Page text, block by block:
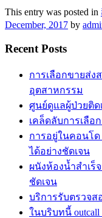
This entry was posted in
December, 2017 by
Recent Posts
การเลือกขายส่ง
อุตสาหกรรม
ศูนย์ดูแลผู้ป่วยติด
เคล็ดลับการเลือก
การอยู่ในคอนโ
ได้อย่างชัดเจน
ผนังห้องน้ำสำเร็
ชัดเจน
บริการรับตรวจ
ในบริบทนี้ outcall